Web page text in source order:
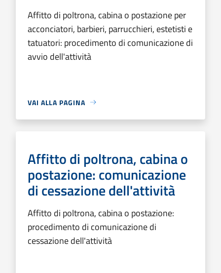
Affitto di poltrona, cabina o postazione per
acconciatori, barbieri, parrucchieri, estetisti e
tatuatori: procedimento di comunicazione di
avvio dell'attività
VAI ALLA PAGINA
Affitto di poltrona, cabina o
postazione: comunicazione
di cessazione dell'attività
Affitto di poltrona, cabina o postazione:
procedimento di comunicazione di
cessazione dell'attività